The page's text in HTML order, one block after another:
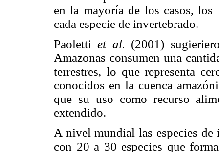
en la mayoría de los casos,
cada especie de invertebrado.
Paolettiet al. (2001)
Amazonas consumen una
terrestres, lo que representa
conocidos en la cuenca
que su uso como recurso
extendido.
A nivel mundial las especies de
con 20 a 30 especies que